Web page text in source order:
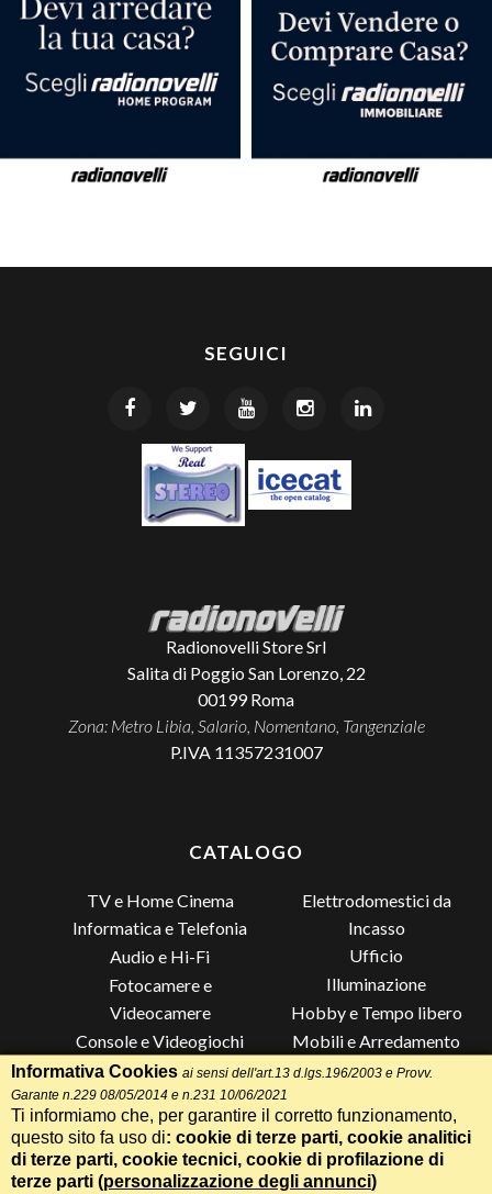
SEGUICI
Radionovelli Store Srl
Salita di Poggio San Lorenzo, 22
00199 Roma
Zona: Metro Libia, Salario, Nomentano, Tangenziale
P.IVA 11357231007
CATALOGO
TV e Home Cinema
Informatica e Telefonia
Audio e Hi-Fi
Fotocamere e
Videocamere
Console e Videogiochi
Piccoli Elettrodomestici
Grandi Elettrodomestici e
Climatizzazione
Elettrodomestici da
Incasso
Ufficio
Illuminazione
Hobby e Tempo libero
Mobili e Arredamento
Lista di Nozze
Informativa Cookies ai sensi dell'art.13 d.lgs.196/2003 e Provv.
Garante n.229 08/05/2014 e n.231 10/06/2021
Ti informiamo che, per garantire il corretto funzionamento,
questo sito fa uso di: cookie di terze parti, cookie analitici
di terze parti, cookie tecnici, cookie di profilazione di
terze parti (personalizzazione degli annunci)